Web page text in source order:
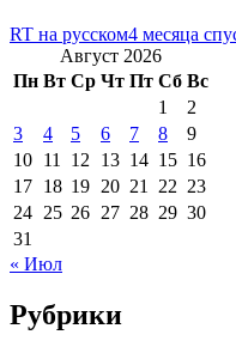
RT на русском4 месяца
Август 2026
Пн Вт Ср Чт Пт Сб Вс
1
2
3
4 5 6 7 8
9
10 11 12 13 14 15 16
17 18 19 20 21 22 23
24 25 26 27 28 29 30
31
« Июл
Рубрики